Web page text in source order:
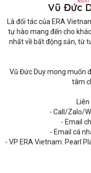
Vũ Đức
Là đối tác của ERA
tự hào mang đến cho
nhất về bất động sản, từ
Vũ Đức Duy mong muốn
tâm
- Call/Zalo/
- Email
- Email cá
- VP ERA Vietnam: Pearl